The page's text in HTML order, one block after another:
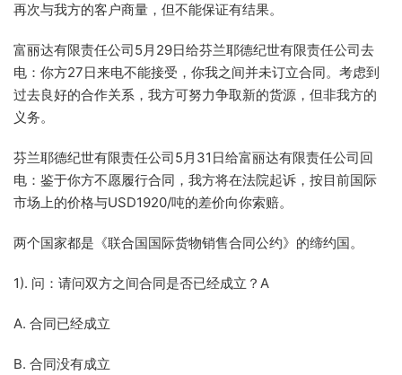
再次与我方的客户商量，但不能保证有结果。
富丽达有限责任公司5月29日给芬兰耶德纪世有限责任公司去
电：你方27日来电不能接受，你我之间并未订立合同。考虑到
过去良好的合作关系，我方可努力争取新的货源，但非我方的
义务。
芬兰耶德纪世有限责任公司5月31日给富丽达有限责任公司回
电：鉴于你方不愿履行合同，我方将在法院起诉，按目前国际
市场上的价格与USD1920/吨的差价向你索赔。
两个国家都是《联合国国际货物销售合同公约》的缔约国。
1). 问：请问双方之间合同是否已经成立？A
A. 合同已经成立
B. 合同没有成立